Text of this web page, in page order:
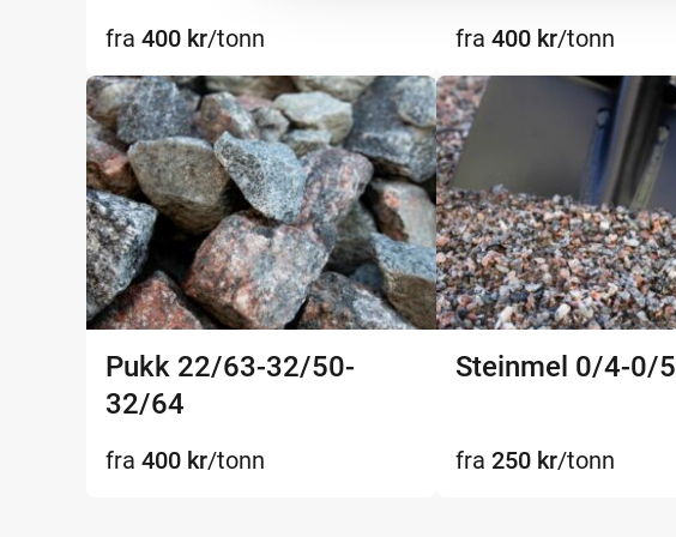
fra 400 kr/tonn fra 400 kr/tonn
Pukk 22/63-32/50-
32/64
fra 400 kr/tonn
Steinmel 0/4-0/5
fra 250 kr/tonn